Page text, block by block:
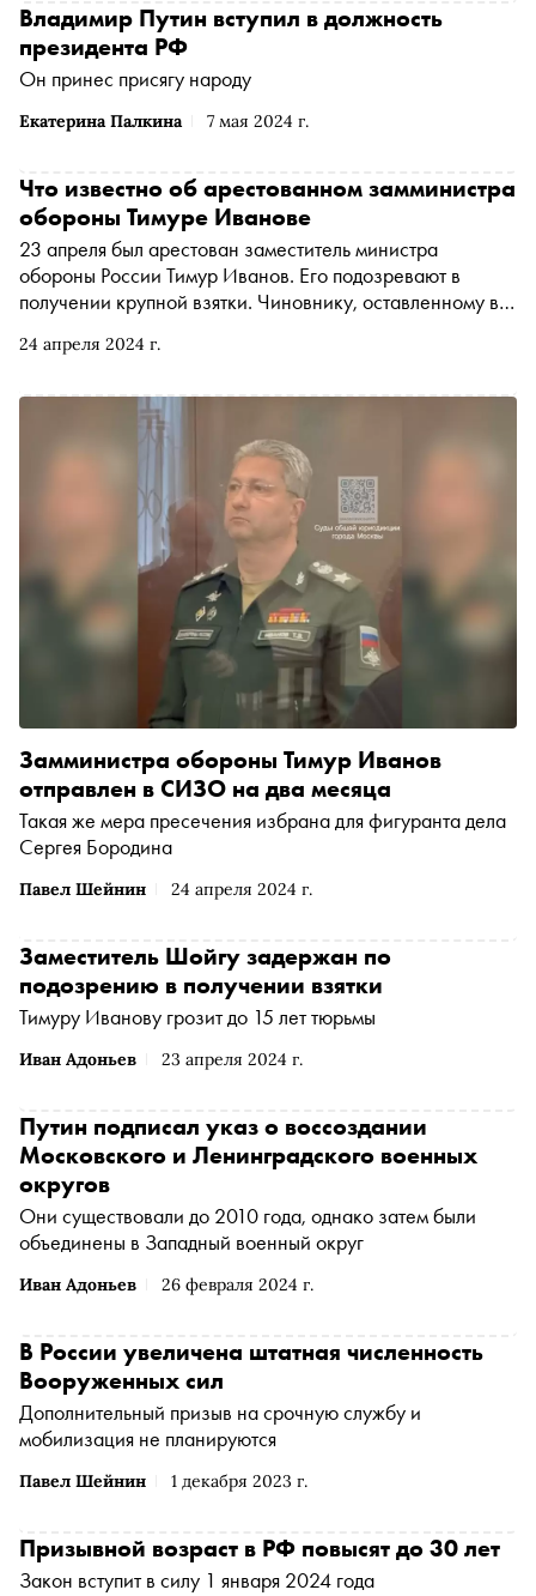
Екатерина Палкина 7 мая 2024 г.
Владимир Путин вступил в должность
президента РФ
Он принес присягу народу
24 апреля 2024 г.
Что известно об арестованном замминистра
обороны Тимуре Иванове
23 апреля был арестован заместитель министра
обороны России Тимур Иванов. Его подозревают в
получении крупной взятки. Чиновнику, оставленному в
собрал все, что нужно знать о репутации одного из
российском правительстве
Павел Шейнин 24 апреля 2024 г.
Замминистра обороны Тимур Иванов
отправлен в СИЗО на два месяца
Такая же мера пресечения избрана для фигуранта дела
Сергея Бородина
Иван Адоньев 23 апреля 2024 г.
Заместитель Шойгу задержан по
подозрению в получении взятки
Тимуру Иванову грозит до 15 лет тюрьмы
Иван Адоньев 26 февраля 2024 г.
Путин подписал указ о воссоздании
Московского и Ленинградского военных
округов
Они существовали до 2010 года, однако затем были
объединены в Западный военный округ
Павел Шейнин 1 декабря 2023 г.
В России увеличена штатная численность
Вооруженных сил
Дополнительный призыв на срочную службу и
мобилизация не планируются
Призывной возраст в РФ повысят до 30 лет
Закон вступит в силу 1 января 2024 года